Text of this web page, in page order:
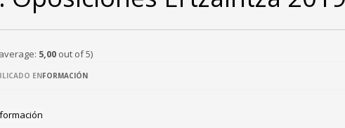
5,00 out of 5)
ENFORMACIÓN